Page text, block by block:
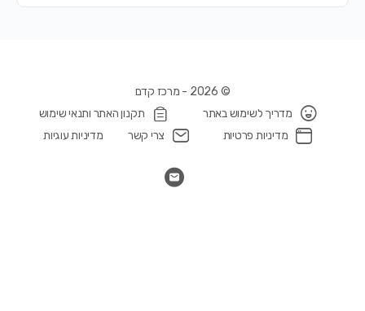
מדריך לשימוש באתר
תקנון האתר ותנאי שימוש
מדיניות פרטיות
צרי קשר מדיניות עוגיות